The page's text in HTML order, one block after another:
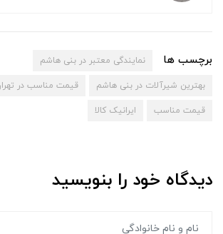
برچسب ها نمایندگی معتبر در بنی هاشم
بهترین شیرآلات در بنی هاشم قیمت مناسب در
قیمت مناسب ایرانیک کالا
دیدگاه خود را بنویسید